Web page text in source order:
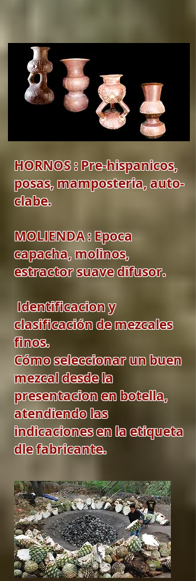
HORNOS : Pre-hispanicos,
posas, mamposteria, auto-
clabe.
MOLIENDA : Epoca
capacha, molinos,
estractor suave difusor.
Identificacion y
clasificación de mezcales
finos.
Cómo seleccionar un buen
mezcal desde la
presentacion en botella,
atendiendo las
indicaciones en la etiqueta
dle fabricante.